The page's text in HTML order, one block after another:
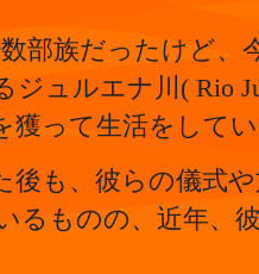
部族だったけど、
ジュルエナ川( Rio
獲って生活をして
後も、彼らの儀式
るものの、近年、